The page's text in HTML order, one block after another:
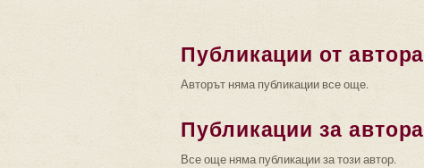
Публикации от автора
Авторът няма публикации все още.
Публикации за автора
Все още няма публикации за този автор.